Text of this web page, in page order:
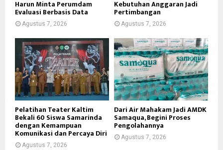
Harun Minta Perumdam
Evaluasi Berbasis Data
Agustus 7, 2026
Kebutuhan Anggaran Jadi
Pertimbangan
Agustus 7, 2026
Pelatihan Teater Kaltim
Bekali 60 Siswa Samarinda
dengan Kemampuan
Komunikasi dan Percaya Diri
Agustus 7, 2026
Dari Air Mahakam Jadi AMDK
Samaqua, Begini Proses
Pengolahannya
Agustus 7, 2026